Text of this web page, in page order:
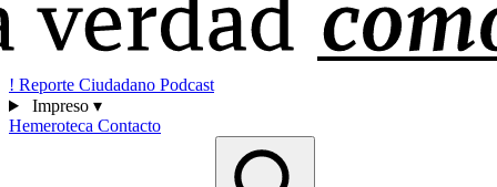
! Reporte Ciudadano Podcast
Impreso ▾
Hemeroteca Contacto